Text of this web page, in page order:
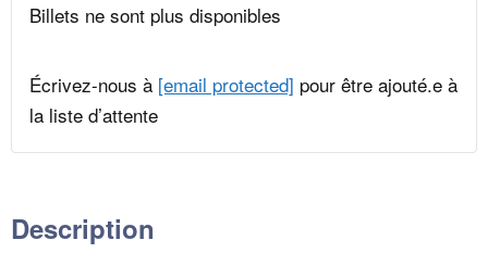
Billets ne sont plus disponibles
Écrivez-nous à [email protected] pour être ajouté.e à
la liste d’attente
Description